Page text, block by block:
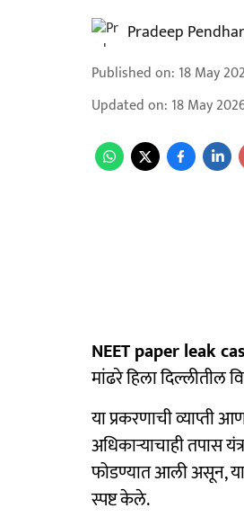
Pradeep
Published on: 18 May
Updated on: 18 May
NEET paper leak
मांढरे हिला दिल्लीतील
या प्रकरणाची व्याप्ती
अधिकाऱ्याचाही तपास
फोडण्यात आली असून,
स्पष्ट केले.